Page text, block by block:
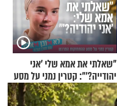
"שאלתי את אמא שלי 'אני
יהודייה?'": קטרין נמני על מסע
ההתחזקות המרגש